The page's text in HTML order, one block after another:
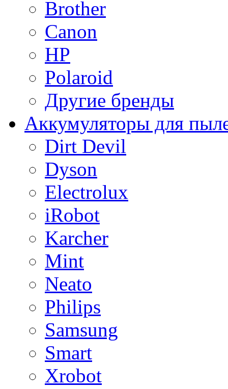
Brother
Canon
HP
Polaroid
Другие бренды
Аккумуляторы для
Dirt Devil
Dyson
Electrolux
iRobot
Karcher
Mint
Neato
Philips
Samsung
Smart
Xrobot